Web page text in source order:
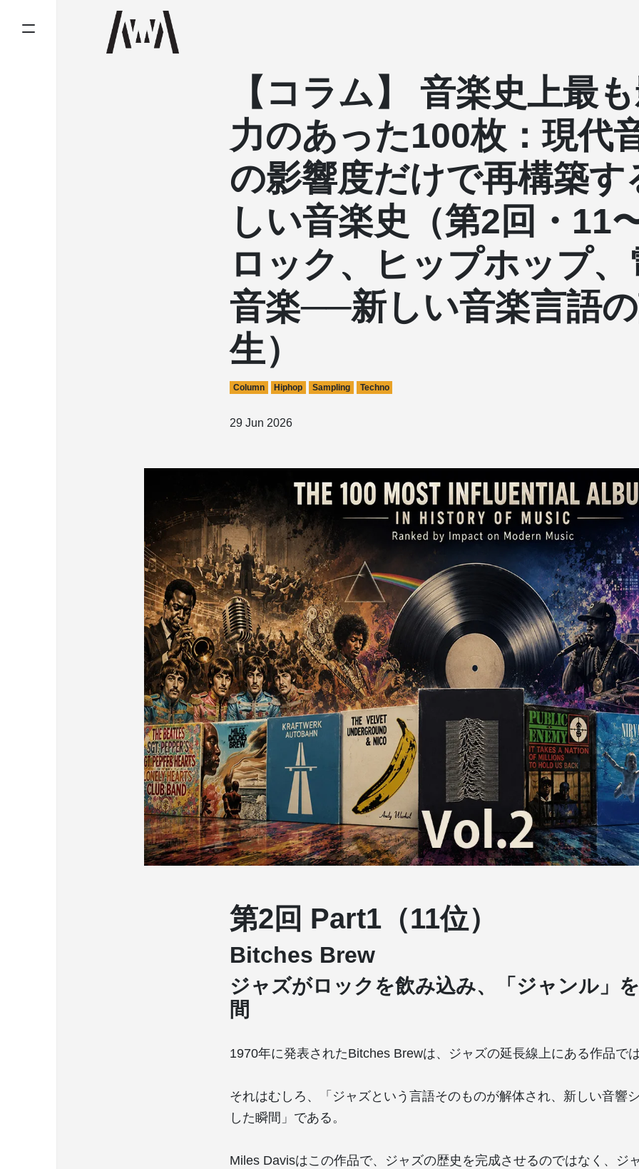
【コラム】 音楽史上最
力のあった100枚：現代
の影響度だけで再構築す
しい音楽史（第2回・11
ロック、ヒップホップ、
音楽──新しい音楽言語
生）
Column Hiphop Sampling Techno
29 Jun 2026
第2回 Part1（11位）
Bitches Brew
ジャズがロックを飲み込み、「ジャンル」
間
1970年に発表されたBitches Brewは、ジャズの延長線上にある作品では
それはむしろ、「ジャズという言語そのものが解体され、新しい音響
した瞬間」である。
Miles Davisはこの作品で、ジャズの歴史を完成させるのではなく、ジ